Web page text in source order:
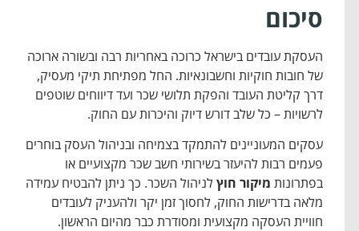
סיכום
העסקת עובדים בישראל כרוכה באחריות רבה ובשורה ארוכה
של חובות חוקיות וחשבונאיות. החל מפתיחת תיקי מעסיק,
דרך קליטת העובד והפקת תלושי שכר ועד דיווחים שוטפים
לרשויות – כל שלב דורש דיוק והיכרות עם החוק.
עסקים המעוניינים להתמקד בצמיחה ובניהול העסק בוחרים
פעמים רבות להיעזר בשירותי חשב שכרמקצועיים או
בפתרונות מיקור חוץלניהול השכר. כך ניתן להבטיח עמידה
מלאה בדרישות החוק, לחסוך זמן יקר ולהעניק לעובדים
חוויית העסקה מקצועית ומסודרת כבר מהיום הראשון.